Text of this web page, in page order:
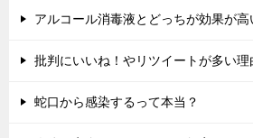
アルコール消毒液とどっちが効果が高
批判にいいね！やリツイートが多い理
蛇口から感染するって本当？